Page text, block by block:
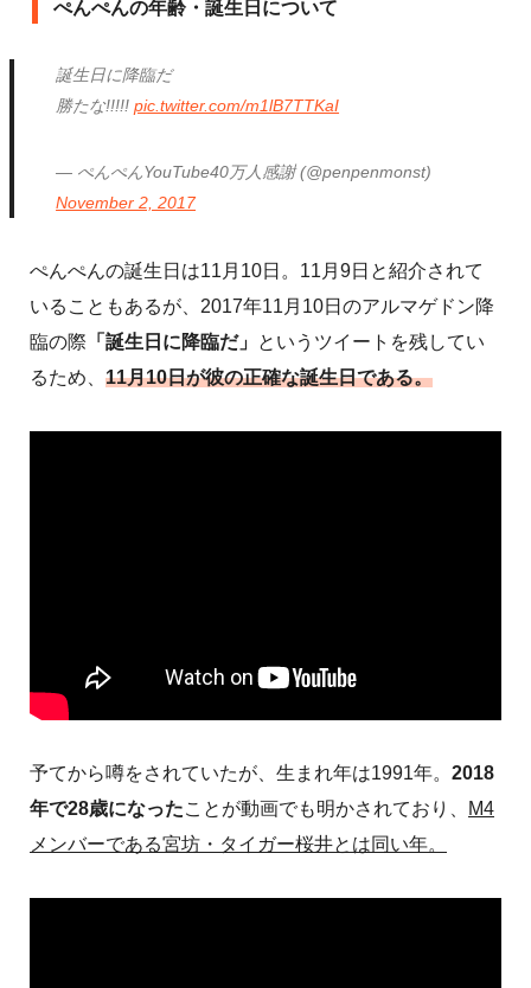
ぺんぺんの年齢・誕生日について
誕生日に降臨だ
勝たな!!!!!pic.twitter.com/m1lB7TTKaI
— ぺんぺんYouTube40万人感謝 (@penpenmonst)
November 2, 2017
ぺんぺんの誕生日は11月10日。11月9日と紹介されて
いることもあるが、2017年11月10日のアルマゲドン降
臨の際 「誕生日に降臨だ」 というツイートを残してい
るため、 11月10日が彼の正確な誕生日である。
予てから噂をされていたが、生まれ年は1991年。 2018
年で28歳になったことが動画でも明かされており、
M4
メンバーである宮坊・タイガー桜井とは同い年。